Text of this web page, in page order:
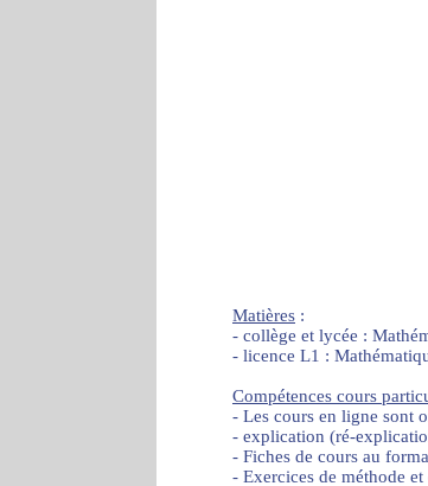
Matières :
- collège et lycée :
- licence L1 :
Compétences cours
- Les cours en ligne sont
- explication (ré-
- Fiches de cours au
- Exercices de méthode